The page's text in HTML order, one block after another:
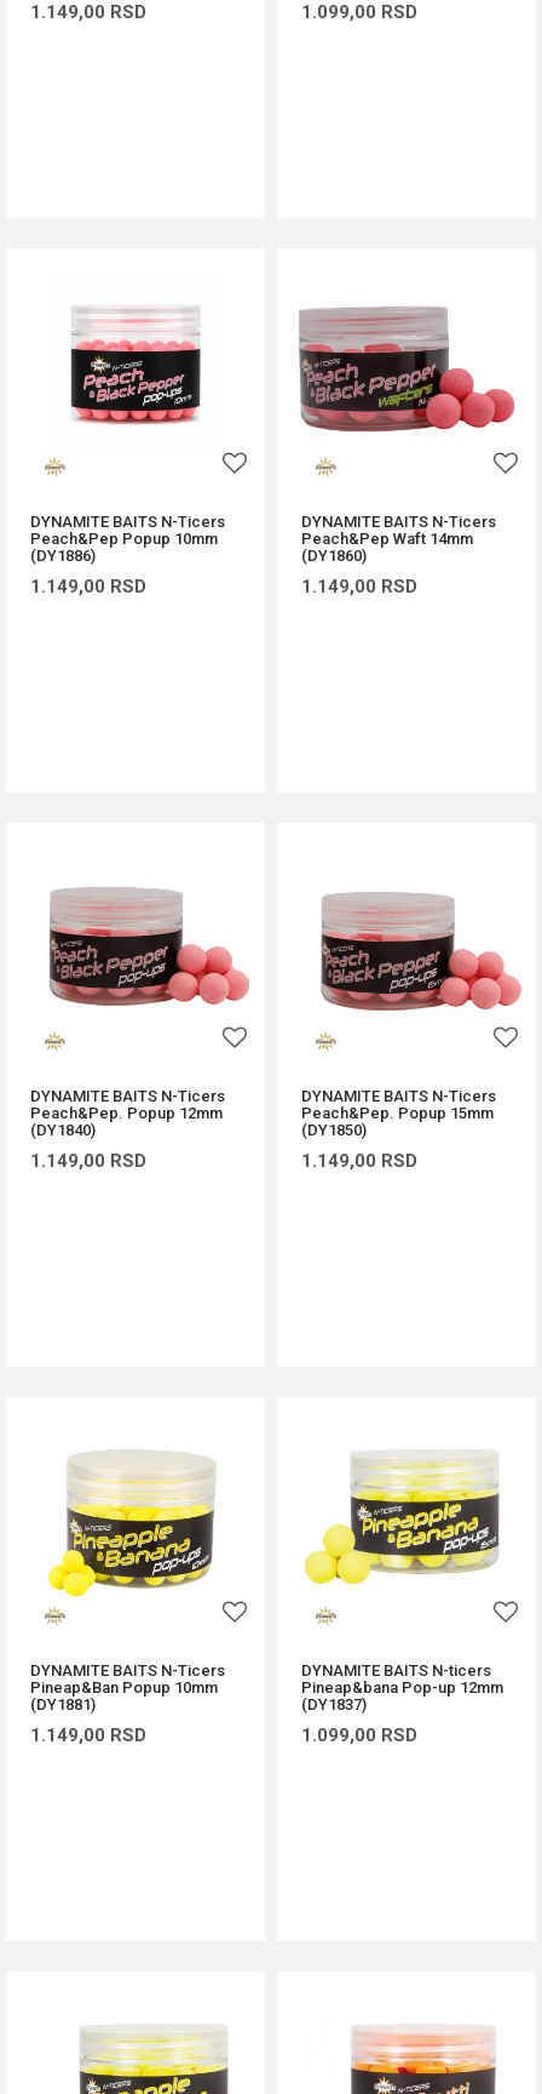
1.149,00 RSD 1.099,00 RSD
DYNAMITE BAITS N-Ticers
Peach&Pep Popup 10mm
(DY1886)
1.149,00 RSD
DYNAMITE BAITS N-Ticers
Peach&Pep Waft 14mm
(DY1860)
1.149,00 RSD
DYNAMITE BAITS N-Ticers
Peach&Pep. Popup 12mm
(DY1840)
1.149,00 RSD
DYNAMITE BAITS N-Ticers
Peach&Pep. Popup 15mm
(DY1850)
1.149,00 RSD
DYNAMITE BAITS N-Ticers
Pineap&Ban Popup 10mm
(DY1881)
1.149,00 RSD
DYNAMITE BAITS N-ticers
Pineap&bana Pop-up 12mm
(DY1837)
1.099,00 RSD